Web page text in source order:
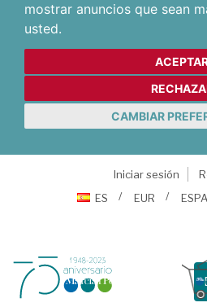
mostrar anuncios que sean
usted.
CAMBIAR
Iniciar sesión
ES
EUR